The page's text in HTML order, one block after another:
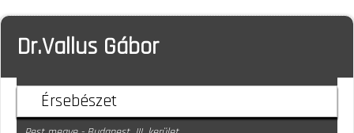
Dr.Vallus Gábor
Érsebészet